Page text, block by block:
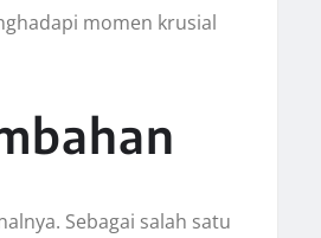
momen krusial
Sebagai salah satu